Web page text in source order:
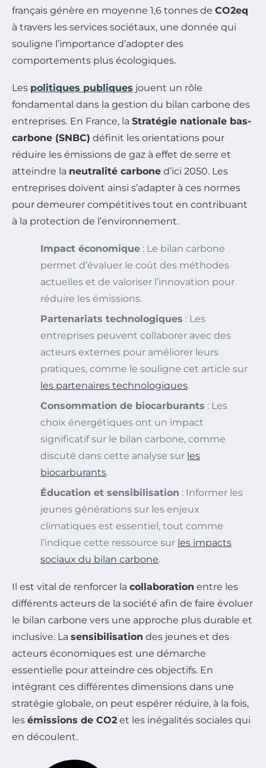
français génère en moyenne 1,6 tonnes de CO2eq
à travers les services sociétaux, une donnée qui
souligne l’importance d’adopter des
comportements plus écologiques.
Les politiques publiques jouent un rôle
fondamental dans la gestion du bilan carbone des
entreprises. En France, la Stratégie nationale bas-
carbone (SNBC) définit les orientations pour
réduire les émissions de gaz à effet de serre et
atteindre la neutralité carbone d’ici 2050. Les
entreprises doivent ainsi s’adapter à ces normes
pour demeurer compétitives tout en contribuant
à la protection de l’environnement.
Impact économique : Le bilan carbone
permet d’évaluer le coût des méthodes
actuelles et de valoriser l’innovation pour
réduire les émissions.
Partenariats technologiques : Les
entreprises peuvent collaborer avec des
acteurs externes pour améliorer leurs
pratiques, comme le souligne cet article sur
les partenaires technologiques.
Consommation de biocarburants : Les
choix énergétiques ont un impact
significatif sur le bilan carbone, comme
discuté dans cette analyse sur les
biocarburants.
Éducation et sensibilisation : Informer les
jeunes générations sur les enjeux
climatiques est essentiel, tout comme
l’indique cette ressource sur les impacts
sociaux du bilan carbone.
Il est vital de renforcer la collaboration entre les
différents acteurs de la société afin de faire évoluer
le bilan carbone vers une approche plus durable et
inclusive. La sensibilisation des jeunes et des
acteurs économiques est une démarche
essentielle pour atteindre ces objectifs. En
intégrant ces différentes dimensions dans une
stratégie globale, on peut espérer réduire, à la fois,
les émissions de CO2 et les inégalités sociales qui
en découlent.